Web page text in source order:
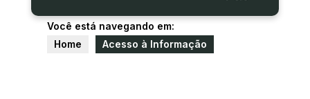
Você está navegando em:
Home
Acesso à Informação